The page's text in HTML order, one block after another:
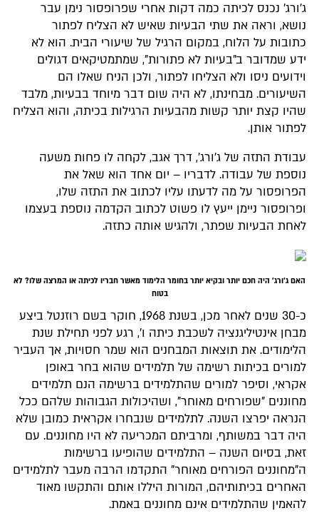
ג'ורג' נכנס לכיתה כמה דקות אחרי שפרופסור נימן עבר
נושא, וראה את שתי הבעיות שאיש לא הצליח לפתור
כתובות על הלוח, במקום הרגיל של שיעורי הבית. הוא לא
ידע שמדובר ב"בעיות לא פתורות", שמתמטיקאים דגולים
וידועים ניסו ולא הצליחו לפתור, ולכן הניח שאלו הם
השיעורים. מבחינתו, לא היה שום דבר מיוחד בבעיות, מלבד
שהיו קצת יותר קשות מהבעיות הרגילות בכיתה, והוא הצליח
לפתור אותן.
עבודת התזה של ג'ורג', דרך אגב, לקחה לו פחות משעה
נוספת של עבודה. לדבריו – יום אחד הוא שאל את
הפרופסור על מה לדעתו עליו לכתוב את התזה שלו,
ופרופסור ניימן ייעץ לו פשוט לכתוב הקדמה נוספת בעצמו
לאחת הבעיות שפתר, ולהגיש אותה כתזה.
האם ג'ורג' היה חכם יותר ובקיא יותר בחומר הלימוד מאשר חבריו לכיתה או המרצה שלו? לא
בטוח
כ-30 שנים לאחר מכן, בשנת 1968, חוקר בשם רוזנטל ביצע
מבחן אינטיליגנציה לשכבת כיתה ו', רגע לפני תחילת שנת
הלימודים. את תוצאות המבחנים הוא שמר חסויות, אך העביר
למורים בכיתות רשימה של תלמידים שהוא בחר באופן
אקראי, וסיפר למורים שהתלמידים ברשימה הנם תלמידים
מחוננים "שפורחים מאוחר", ושהיכולות הגבוהות שלהם ככל
הנראה יפרצו השנה. לתלמידים שנבחרו אקראית כמובן שלא
היה דבר במשותף, ומרביתם המכריעה לא היו מחוננים. עם
זאת, בסיום השנה – התלמידים שהופיעו ברשימות
ה"מחוננים הפורחים מאוחר" התקדמו הרבה מעבר לתלמידים
האחרים בכיתותיהם, המורות היללו אותם והתקשו מאוד
להאמין שהתלמידים אינם מחוננים באמת.